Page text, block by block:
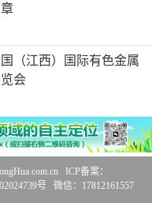
（江西）国际有色金属
会
ICP备案：
号 微信：17812161557